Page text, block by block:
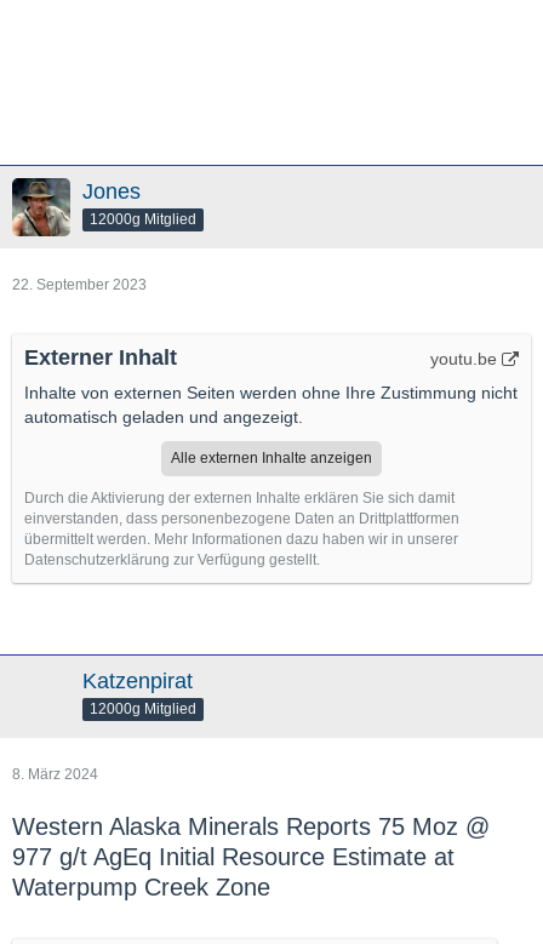
Jones
12000g Mitglied
22. September 2023
Externer Inhalt
youtu.be
Inhalte von externen Seiten werden ohne Ihre Zustimmung nicht
automatisch geladen und angezeigt.
Alle externen Inhalte anzeigen
Durch die Aktivierung der externen Inhalte erklären Sie sich damit
einverstanden, dass personenbezogene Daten an Drittplattformen
übermittelt werden. Mehr Informationen dazu haben wir in unserer
Datenschutzerklärung zur Verfügung gestellt.
Katzenpirat
12000g Mitglied
8. März 2024
Western Alaska Minerals Reports 75 Moz @
977 g/t AgEq Initial Resource Estimate at
Waterpump Creek Zone